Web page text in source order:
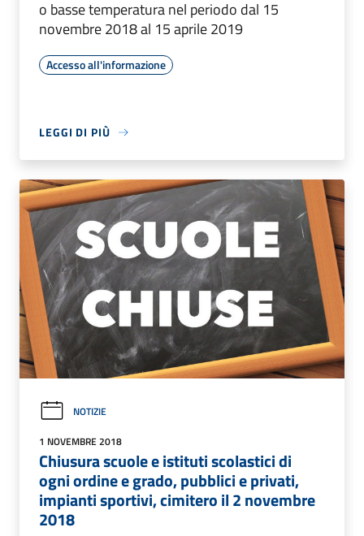
o basse temperatura nel periodo dal 15
novembre 2018 al 15 aprile 2019
Accesso all'informazione
LEGGI DI PIÙ
NOTIZIE
1 NOVEMBRE 2018
Chiusura scuole e istituti scolastici di
ogni ordine e grado, pubblici e privati,
impianti sportivi, cimitero il 2 novembre
2018